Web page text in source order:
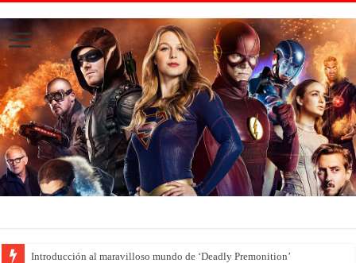
Introducción al maravilloso mundo de ‘Deadly Premonition’